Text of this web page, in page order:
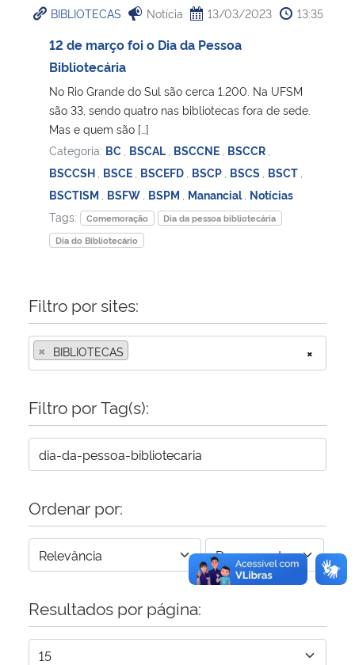
Ministério da Cidadania
Ministério de Minas e Energia
Ministério da Ciência, Tecnologia, Inovações e Comunicações
Ministério do Meio Ambiente
Ministério do Turismo
Controladoria-Geral da União
Ministério da Mulher, da Família e dos Direitos Humanos
Gabinete de Segurança Institucional
Advocacia-Geral da União
Banco Central do Brasil
Planalto
BIBLIOTECAS Notícia 13/03/2023 13:35
12 de março foi o Dia da Pessoa
Bibliotecária
No Rio Grande do Sul são cerca 1.200. Na UFSM
são 33, sendo quatro nas bibliotecas fora de sede.
Mas e quem são […]
Categoria: BC BSCAL BSCCNE BSCCR
BSCCSH BSCE BSCEFD BSCP BSCS BSCT
BSCTISM
BSFW BSPM Manancial
Notícias
Tags:
Comemoração
Dia da pessoa bibliotecária
Dia do Bibliotecário
Filtro por sites:
×
× BIBLIOTECAS
Filtro por Tag(s):
Ordenar por:
Resultados por página: